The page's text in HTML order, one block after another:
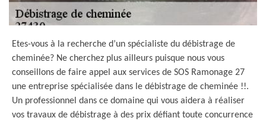
Etes-vous à la recherche d’un spécialiste du débistrage de
cheminée? Ne cherchez plus ailleurs puisque nous vous
conseillons de faire appel aux services de SOS Ramonage 27
une entreprise spécialisée dans le débistrage de cheminée !!.
Un professionnel dans ce domaine qui vous aidera à réaliser
vos travaux de débistrage à des prix défiant toute concurrence